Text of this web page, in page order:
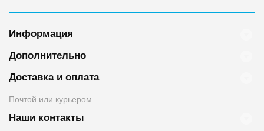
Информация
Дополнительно
Доставка и оплата
Почтой или курьером
Наши контакты